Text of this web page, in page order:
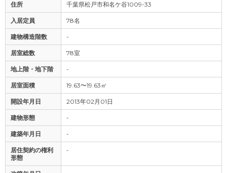
住所 千葉県松戸市和名ケ谷1009-33
入居定員 78名
建物構造階数 -
居室総数 78室
地上階・地下階 -
居室面積 19.63〜19.63㎡
開設年月日 2013年02月01日
建物形態 -
建築年月日 -
居住契約の権利
形態
-